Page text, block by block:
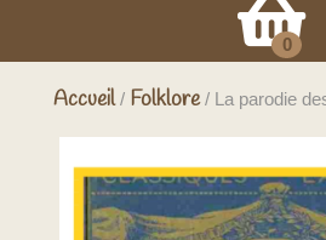
0
Accueil/ Folklore/ La parodie